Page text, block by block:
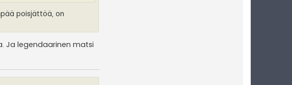
poisjättöä, on
Ja legendaarinen matsi